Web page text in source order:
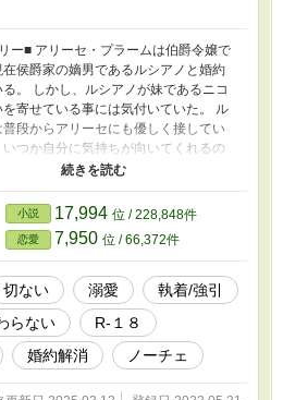
ー■ アリーセ・プラームは伯爵令嬢で
在侯爵家の嫡男であるルシアノと婚約
る。 しかし、ルシアノが妹であるニコ
を寄せている事には気付いていた。 ル
普段からアリーセにも優しく接してい
いつか自分に気持ちが向いてくれるの
かと信じていた。 そんなある日、ルシ
然見てしまう。 ショックを受けたアリ
同級生であり現在仕えている王太子
相談する。 するとヴィムは「婚約解
いをしてやるから、俺の婚約者のフリ
しい」と取引を持ち掛けて来る。 アリ
い気持ちでその取引を受け入れてしま
＊2022.08.31 全１０１話にて完結し
思いつきで書き始めた短編だったはず
別視点をあれこれ書いてたら長くなっ
した。 最後まで読んでくださった
小説 17,994 位 / 228,848件
恋愛 7,950 位 / 66,372件
切ない 溺愛
執着/強引
らない
R-１８
婚約解消 ノーチェ